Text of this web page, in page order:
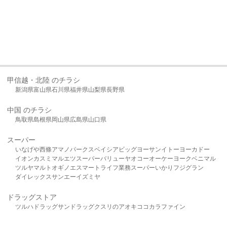
甲信越・北陸 のチラシ
新潟県富山県石川県福井県山梨県長野県
中国 のチラシ
鳥取県島根県岡山県広島県山口県
スーパー
いなげや西條アマノパークスベイシア ビッグヨーサンイトーヨーカドー
イオンカスミ マルエツスーパーバリューヤオコーオーケー ヨークベニマル
ツルヤマルト オギノ エスマート ライフ業務スーパーいかり フジグラン
ダイレックスサンエーイズミヤ
ドラッグストア
ツルハドラッグサンドラッグクスリのアオキ ココカラファイン